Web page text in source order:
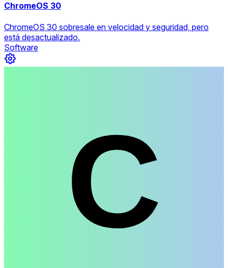
ChromeOS 30
ChromeOS 30 sobresale en velocidad y seguridad, pero
está desactualizado.
Software